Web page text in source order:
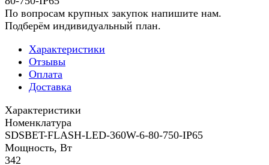
По вопросам крупных закупок напишите нам.
Подберём индивидуальный план.
Характеристики
Отзывы
Оплата
Доставка
Характеристики
Номенклатура
SDSBET-FLASH-LED-360W-6-80-750-IP65
Мощность, Вт
342